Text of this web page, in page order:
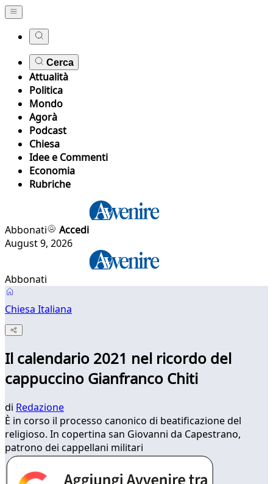
Cerca
Attualità
Politica
Mondo
Agorà
Podcast
Chiesa
Idee e Commenti
Economia
Rubriche
Abbonati
Accedi
August 9, 2026
Abbonati
Chiesa Italiana
Il calendario 2021 nel ricordo del
cappuccino Gianfranco Chiti
di Redazione
È in corso il processo canonico di beatificazione del
religioso. In copertina san Giovanni da Capestrano,
patrono dei cappellani militari